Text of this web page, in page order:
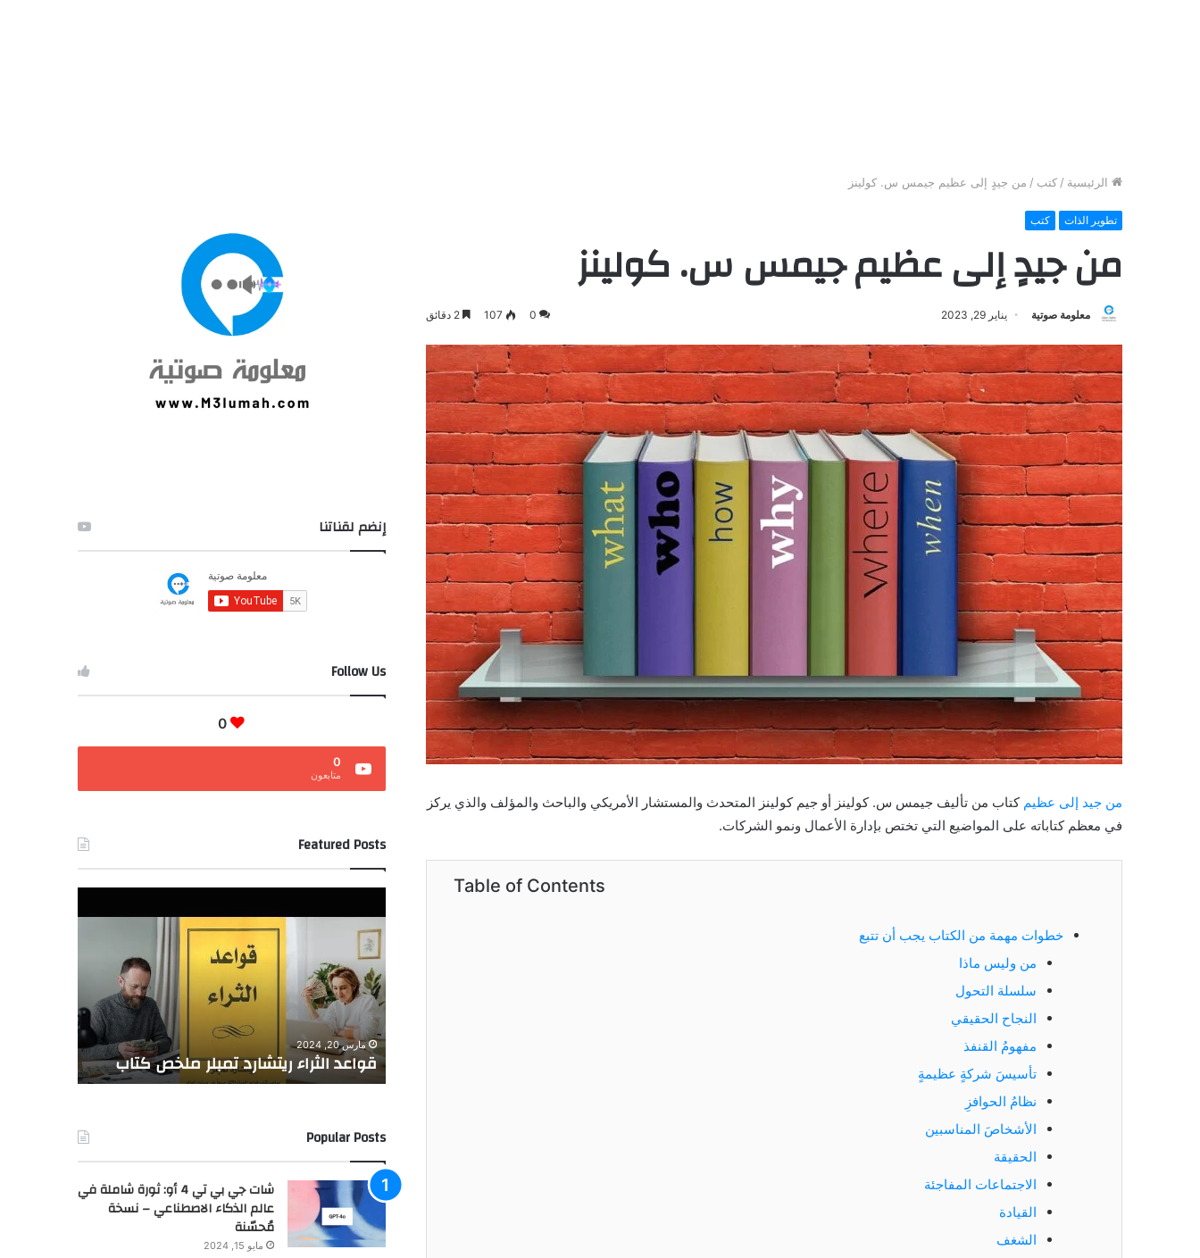
الرئيسية / كتب / من جيدٍ إلى عظيم جيمس س. كولينز
تطوير الذات كتب
من جيدٍ إلى عظيم جيمس س. كولينز
معلومة صوتية يناير 29, 2023 0
107
من جيد إلى عظيم كتاب من تأليف جيمس س. كولينز أو جيم كولينز المتحدث والمستشار الأمريكي والباحث والمؤلف والذي يركز
في معظم كتاباته على المواضيع التي تختص بإدارة الأعمال ونمو الشركات.
Table of Contents
خطوات مهمة من الكتاب يجب أن تتبع
من وليس ماذا
سلسلة التحول
النجاح الحقيقي
مفهومُ القنفذ
تأسيسَ شركةٍ عظيمةٍ
نظامُ الحوافزِ
الأشخاصَ المناسبين
الحقيقة
الاجتماعات المفاجئة
القيادة
الشغف
إنضم لقناتنا
Follow Us
0
0
متابعون
Featured Posts
تصلُ إلى النجاحِ والثروةِ في عملك؟
بي
قواعد
قواعد الثراء ريتشارد تمبلر ملخص كتاب
ترغبُ
في
الاستقرارِ
أهدافكَ
بثقةٍ
ويسر؟
فبراير 24, 2024
هل ترغبُ في تحقيقِ الاستقرارِ الماليِّ
وبلوغِ أهدافكَ الماليةِ بثقةٍ ويسر؟
Popular Posts
شات جي بي تي 4 أو: ثورة شاملة في
عالم الذكاء الاصطناعي – نسخة
مُحسّنة
مايو 15, 2024